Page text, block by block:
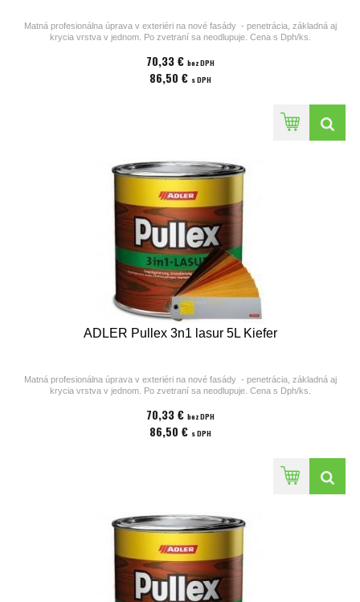
Matná profesionálna úprava v exteriéri na nové fasády - penetrácia, základná aj
krycia vrstva v jednom. Po zvetraní sa neodlupuje. Cena s Dph/ks.
Prosím vložte číslo nižšie odtieňu do poznámky pri zasielaní objednávky.
70,33 € bez DPH
86,50 € s DPH
ADLER Pullex 3n1 lasur 5L Kiefer
Matná profesionálna úprava v exteriéri na nové fasády - penetrácia, základná aj
krycia vrstva v jednom. Po zvetraní sa neodlupuje. Cena s Dph/ks.
Prosím vložte číslo nižšie odtieňu do poznámky pri zasielaní objednávky.
70,33 € bez DPH
86,50 € s DPH